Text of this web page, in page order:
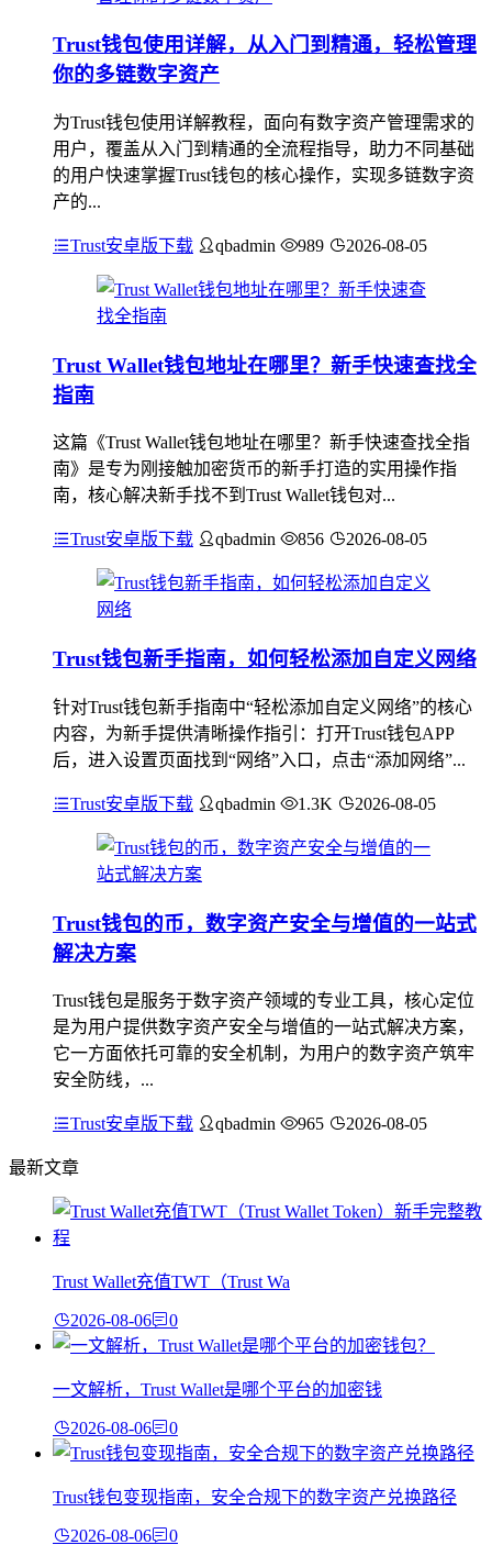
Trust钱包使用详解，从入门到精通，轻松管理
你的多链数字资产
为Trust钱包使用详解教程，面向有数字资产管理需求的
用户，覆盖从入门到精通的全流程指导，助力不同基础
的用户快速掌握Trust钱包的核心操作，实现多链数字资
产的...
Trust安卓版下载 qbadmin 989 2026-08-05
Trust Wallet钱包地址在哪里？新手快速查找全
指南
这篇《Trust Wallet钱包地址在哪里？新手快速查找全指
南》是专为刚接触加密货币的新手打造的实用操作指
南，核心解决新手找不到Trust Wallet钱包对...
Trust安卓版下载 qbadmin 856 2026-08-05
Trust钱包新手指南，如何轻松添加自定义网络
针对Trust钱包新手指南中“轻松添加自定义网络”的核心
内容，为新手提供清晰操作指引：打开Trust钱包APP
后，进入设置页面找到“网络”入口，点击“添加网络”...
Trust安卓版下载 qbadmin 1.3K 2026-08-05
Trust钱包的币，数字资产安全与增值的一站式
解决方案
Trust钱包是服务于数字资产领域的专业工具，核心定位
是为用户提供数字资产安全与增值的一站式解决方案，
它一方面依托可靠的安全机制，为用户的数字资产筑牢
安全防线，...
Trust安卓版下载 qbadmin 965 2026-08-05
最新文章
Trust Wallet充值TWT（Trust Wa
2026-08-06 0
一文解析，Trust Wallet是哪个平台的加密钱
2026-08-06 0
Trust钱包变现指南，安全合规下的数字资产兑换路径
2026-08-06 0